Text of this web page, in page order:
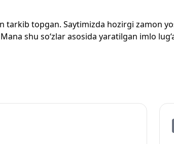
tarkib topgan. Saytimizda hozirgi zamon
shu so‘zlar asosida yaratilgan imlo